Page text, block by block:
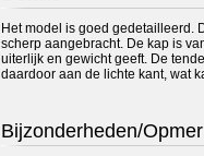
Het model is goed gedetailleerd.
scherp aangebracht. De kap is
uiterlijk en gewicht geeft. De
daardoor aan de lichte kant, wat
Bijzonderheden/